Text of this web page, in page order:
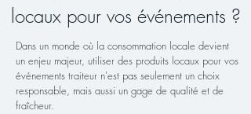
locaux pour vos événements ?
Dans un monde où la consommation locale devient
un enjeu majeur, utiliser des produits locaux pour vos
événements traiteur n'est pas seulement un choix
responsable, mais aussi un gage de qualité et de
fraîcheur.